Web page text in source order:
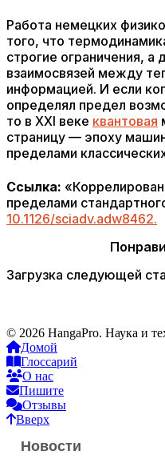
Работа немецких
того, что
строгие ограничения, а
взаимосвязей между
информацией. И если
определял предел
то в XXI веке квантовая
страницу — эпоху
пределами
Ссылка:
пределами
10.1126/sciadv.adw8462.
Загрузка следующей
© 2026 HangaPro. Наука и
Домой
Глоссарий
О нас
Пишите
Отзывы
Вверх
Новости